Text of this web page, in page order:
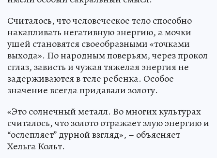
Считалось, что человеческое тело способно
накапливать негативную энергию, а мочки
ушей становятся своеобразными «точками
выхода». По народным поверьям, через прокол
сглаз, зависть и чужая тяжелая энергия не
задерживаются в теле ребенка. Особое
значение всегда придавали золоту.
«Это солнечный металл. Во многих культурах
считалось, что золото отражает злую энергию и
“ослепляет” дурной взгляд», – объясняет
Хельга Кольт.